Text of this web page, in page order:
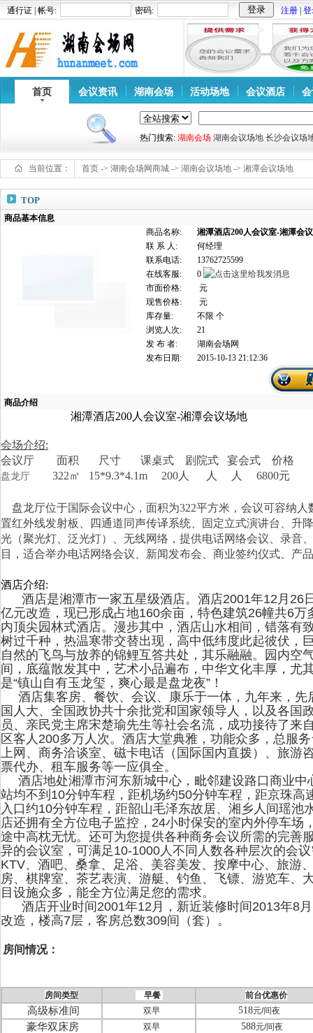
通行证 | 帐号: 密码: 注册
首页 会议资讯 湖南会场 活动场地 会议酒店
热门搜索: 湖南会场 湖南会议场地 长沙会议场
当前位置： 首页 -> 湖南会场网商城 -> 湖南会议场地 -> 湘潭会议场地
TOP
商品基本信息
商品名称:
湘潭酒店200人会议室-湘潭会
联 系 人:
何经理
联系电话:
13762725599
在线客服:
0
市面价格:
元
现售价格:
元
库存量:
不限 个
浏览人次:
21
发 布 者:
湖南会场网
发布日期:
2015-10-13 21:12:36
商品介绍
湘潭酒店200人会议室-湘潭会议场地
会场介绍:
会议厅 面积 尺寸 课桌式 剧院式 宴会式 价格
盘龙厅 322㎡ 15*9.3*4.1m 200人 人 人 6800元
盘龙厅位于国际会议中心，面积为322平方米，会议可容纳人
置红外线发射板、四通道同声传译系统、固定立式演讲台、升
光（聚光灯、泛光灯）、无线网络，提供电话网络会议、录音
目，适合举办电话网络会议、新闻发布会、商业签约仪式、产
酒店介绍:
酒店是湘潭市一家五星级酒店。酒店2001年12月26
亿元改造，现已形成占地160余亩，特色建筑26幢共6万
内顶尖园林式酒店。漫步其中，酒店山水相间，错落有
树过千种，热温寒带交替出现，高中低纬度此起彼伏，
自然的飞鸟与放养的锦鲤互答共处，其乐融融。园内空
间，底蕴散发其中，艺术小品遍布，中华文化丰厚，尤
是“镇山自有玉龙玺，爽心最是盘龙夜”！
酒店集客房、餐饮、会议、康乐于一体，九年来，先
国人大、全国政协共十余批党和国家领导人，以及各国
员、亲民党主席宋楚瑜先生等社会名流，成功接待了来
区客人200多万人次。酒店大堂典雅，功能众多，总服
上网、商务洽谈室、磁卡电话（国际国内直拨）、旅游
票代办、租车服务等一应俱全。
酒店地处湘潭市河东新城中心，毗邻建设路口商业中
站均不到10分钟车程，距机场约50分钟车程，距京珠高
入口约10分钟车程，距韶山毛泽东故居、湘乡人间瑶池
店还拥有全方位电子监控，24小时保安的室内外停车场
途中高枕无忧。还可为您提供各种商务会议所需的完善
异的会议室，可满足10-1000人不同人数各种层次的会
KTV、酒吧、桑拿、足浴、美容美发、按摩中心、旅游
房、棋牌室、茶艺表演、游艇、钓鱼、飞镖、游览车、
目设施众多，能全方位满足您的需求。
酒店开业时间2001年12月，新近装修时间2013年8
改造，楼高7层，客房总数309间（套）。
房间情况：
房间类型 早餐 前台优惠价
高级标准间 双早 518元/间夜
豪华双床房 双早 588元/间夜